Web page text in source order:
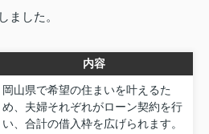
ました。
内容
岡山県で希望の住まいを叶えるた
め、夫婦それぞれがローン契約を行
い、合計の借入枠を広げられます。